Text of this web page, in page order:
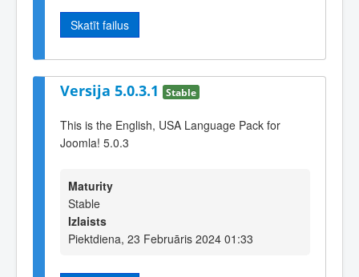
Skatīt failus
Versija 5.0.3.1 Stable
This is the English, USA Language Pack for
Joomla! 5.0.3
Maturity
Stable
Izlaists
Piektdiena, 23 Februāris 2024 01:33